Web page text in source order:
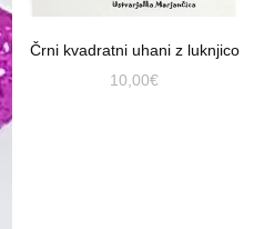
Črni kvadratni uhani z luknjico
10,00€